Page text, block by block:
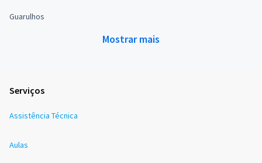
Guarulhos
Mostrar mais
Serviços
Assistência Técnica
Aulas